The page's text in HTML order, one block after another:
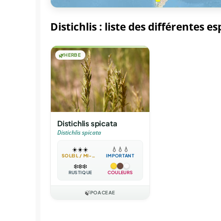
Distichlis : liste des différentes
🌿HERBE
Distichlis spicata
Distichlis spicata
☀️☀️☀️
SOLEIL / MI-OMBRE
💧 💧 💧
IMPORTANT
❄️❄️❄️
RUSTIQUE COULEURS
🍃POACEAE